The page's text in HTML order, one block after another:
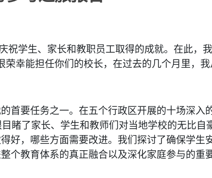
祝学生、家长和教职员工取得的成就。在此，
幸能担任你们的校长，在过去的几个月里，我
首要任务之一。在五个行政区开展的十场深入
睹了家长、学生和教师们对当地学校的无比自
好，哪些方面需要改进。我们探讨了确保学生
个教育体系的真正融合以及深化家庭参与的重要